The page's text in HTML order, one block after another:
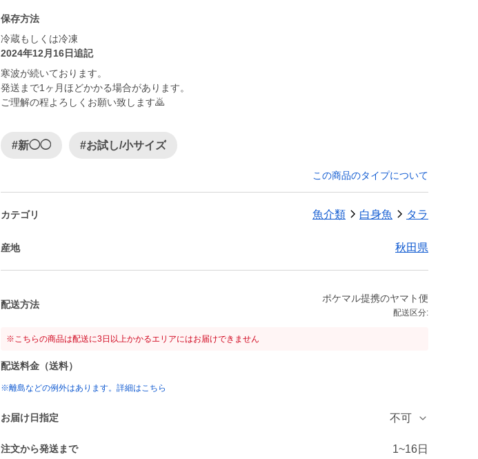
保存方法
冷蔵もしくは冷凍
2024年12月16日追記
寒波が続いております。
発送まで1ヶ月ほどかかる場合があります。
ご理解の程よろしくお願い致します🙇
#新◯◯ #お試し/小サイズ
この商品のタイプについて
カテゴリ 魚介類 白身魚 タラ
産地 秋田県
配送方法
ポケマル提携のヤマト便
配送区分:
※こちらの商品は配送に3日以上かかるエリアにはお届けできません
配送料金（送料）
※離島などの例外はあります。詳細はこちら
お届け日指定 不可
注文から発送まで 1~16日